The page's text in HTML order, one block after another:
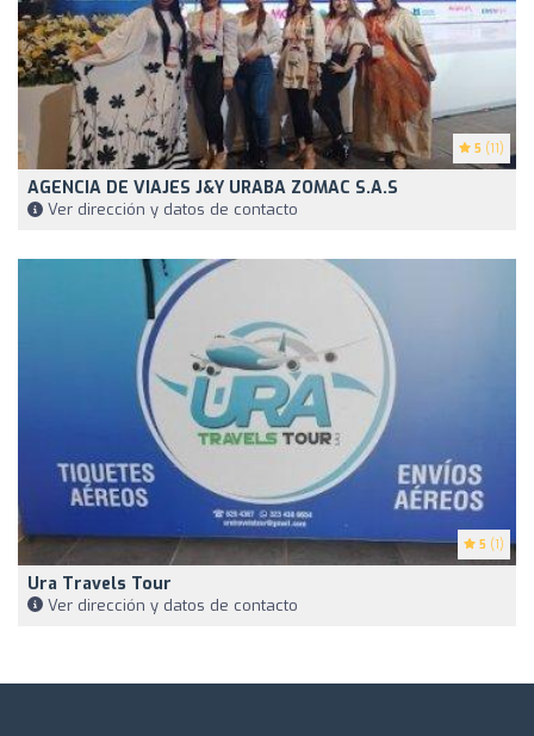
5 (11)
AGENCIA DE VIAJES J&Y URABA ZOMAC S.A.S
Ver dirección y datos de contacto
5 (1)
Ura Travels Tour
Ver dirección y datos de contacto